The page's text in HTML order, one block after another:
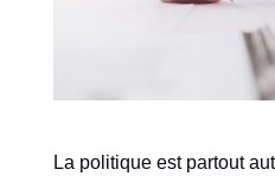
La politique est partout